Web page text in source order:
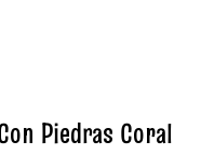
Piedras Coral